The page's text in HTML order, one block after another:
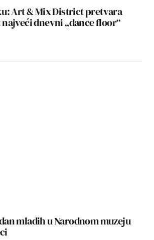
Art & Mix District pretvara
dnevni „dance floor“
mladih u Narodnom muzeju